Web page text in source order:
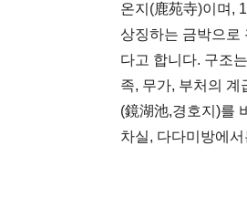
온지(鹿苑寺)이며,
상징하는 금박으로
다고 합니다. 구조
족, 무가, 부처의 계
(鏡湖池,경호지)를
차실, 다다미방에